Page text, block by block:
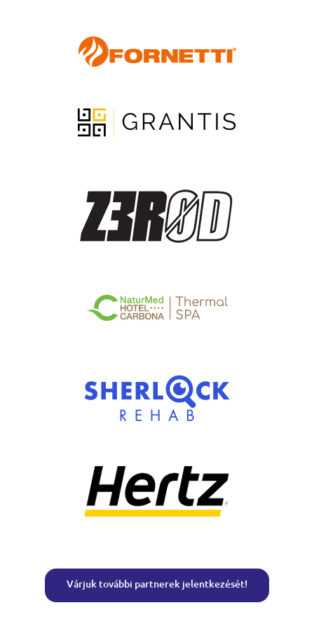
Várjuk további partnerek jelentkezését!